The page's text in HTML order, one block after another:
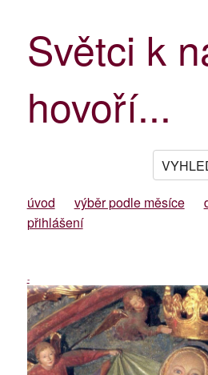
Světci k
hovoří...
úvod výběr podle měsíce
přihlášení
-